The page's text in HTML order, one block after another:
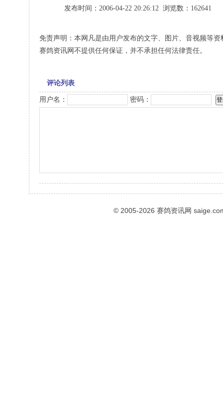
发布时间：2006-04-22 20:26:12 浏览数：162641
免责声明：本网凡是由用户发布的文字、图片、音视频等
赛鸽资讯网不提供任何保证，并不承担任何法律责任。
评论列表
用户名： 密码：
© 2005-2026 赛鸽资讯网